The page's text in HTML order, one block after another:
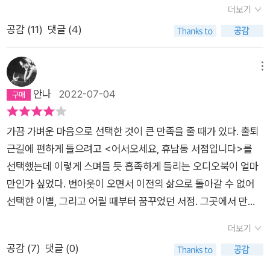
사람을 대변한다고. 우린 다 어긋나 있어서 서로 부딪치다 보면
상처를 주고받을 수밖에 없는 거라고. 그렇다는 건 너도 보통 사
람이라는 거잖아.” 지미가 독백처럼 말을 이었다. “우리가 다 그
런 거지. 다 해를 끼치고 살지. 그러다 가끔 좋은 일도 하고.”p 10
3♡ 나라는 존재가 나에게나 좋지 남에게는 정말 영~ 아닐지도
사람. 기왕이면 선한 영향력 한 방울이라도 거름이 될 수 있는 사
람이라면 좋겠다.​​P 195“하루 중 이 시간만 확보하면 그런대로
살 수 있을 것 같은 기분이야. 우리 인간은 복잡하게 만들어졌지
만 어느 면에선 꽤 단순해. 이런 시간만 있으면 돼. 숨통 트이는
시간. 하루에 10분이라도, 한 시간이라도. 아, 살아 있어서 이런
기분을 맛보는구나 하고 느끼게 되는 시간.”​♡ 가족들과 함께 하
는 삶속에서도 혼자 있을 수 있는 시간을 확보하는 것이 내 삶의
소설에 나온 것처럼 서점은 더 이상 책을 팔고 사는 공간만이 아
니라 저자와의 만남 또는 다양한 이벤트를 통해 서로 소통할 수
텐츠의 바다 속에서도 아날로그 감성이 듬뿍 담긴 종이책을 여전
히 사랑하는 사람들이 아직도 꽤나 있다는 사실이 고무적이다. 로
마에 처음 도착했을 때는 해가 저물어가는 시간이었다. 아마도 우
리나라 사람들이 처음 유럽에 가면 비슷한 느낌을 가질 것 같은
데, 바로 ‘아니 여긴 왜 이렇게 어두워’라는 반응이다. 가장 큰 이
유는 우리나라처럼 백색 형광등을 사용하지 않고 주광색 백열등
을 사용하기 때문이다. 최근 뉴스에서는 아무래도 전기세가 이유
일텐데, 백열등을 형광등으로 교체하겠다는 정부의 의견에 시민
들이 반대하고 있다는 내용을 본 적이 있다. 그런데 아마 형광등
을 것이다. 처음에는 낯설고 어둡게만 느껴지던 주광색 백열등에
한 번 매료되면 오히려 우리나라에 돌아와서 백색 형광등에 대한
핸드드립 커피와 책을 파는 상상을 한다. 지인들과 정기적으로 독
서 모임을 하고 좋아하는 작가의 강연회도 여는 동네 사랑방 같은
도서 ‘어서 오세요, 휴남동 서점입니다’ 는 나의 상상을 현실로 만
드는 마법 같은 책이다. 책을 읽는 내내 간접경험의 기쁨을 누렸
다. 책의 첫 장엔 “서점이 없는 마을은 마을이 아니다. 스스로 마
도 알 것이다. (닐 게이먼 소설가)” 라고 적혀 있다. 여행을 가면
그 지역에 있는 서점에 간다. 작은 마을이지만 서점이 있으면 그
마을이 지적으로 보인다. 온라인서점보다 직접 책을 보고 구입하
면 실패 확률이 적다. 베스트셀러의 유혹에서 벗어나는 방법이기
도 하다. 휴남동 서점에는 마음에 상처를 입은 사람들이 한 명, 두
명 모인다. 서점 대표 영주는 이혼의 상처가 있다. 딸의 이혼을 이
해하지 못한 엄마와는 몇 년째 연락을 끊었다. 이혼 후 서점을 차
더보기
공감 (11) 댓글 (4)
안나 2022-07-04
가끔 가벼운 마음으로 선택한 것이 큰 만족을 줄 때가 있다. 출퇴
근길에 편하게 들으려고 <어서오세요, 휴남동 서점입니다>를
선택했는데 이렇게 스며들 듯 흡족하게 들리는 오디오북이 얼마
만인가 싶었다. 번아웃이 오면서 이전의 삶으로 돌아갈 수 없어
선택한 이별, 그리고 어릴 때부터 꿈꾸었던 서점. 그곳에서 만난
사람들에겐 서점에 관한 이야기라는 것만으로도 재미있는 소설
이다. 서점에서 커피를 내리는 민준은 커피에 진심이어서 내용이
더보기
공감 (7) 댓글 (0)